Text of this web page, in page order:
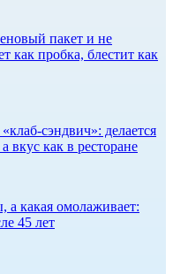
пакет и не
как пробка, блестит как
сэндвич»: делается
вкус как в ресторане
а какая омолаживает:
45 лет